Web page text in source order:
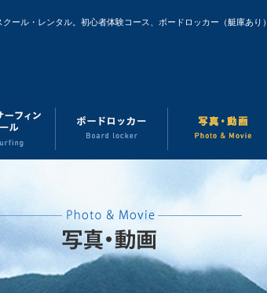
ール・レンタル。初心者体験コース、ボードロッカー（艇庫あり）